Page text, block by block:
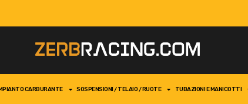
CARBURANTE SOSPENSIONI / TELAIO / RUOTE TUBAZIONI E MANICOTTI